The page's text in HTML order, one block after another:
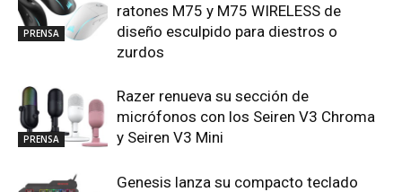
PRENSA
ratones M75 y M75 WIRELESS de
diseño esculpido para diestros o
zurdos
PRENSA
Razer renueva su sección de
micrófonos con los Seiren V3 Chroma
y Seiren V3 Mini
Genesis lanza su compacto teclado